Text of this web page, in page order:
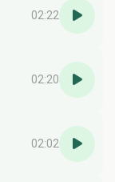
02:22
02:20
02:02